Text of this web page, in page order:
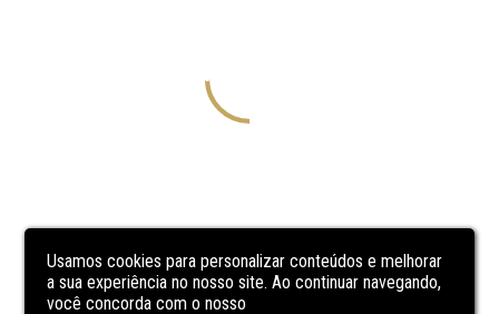
Usamos cookies para personalizar conteúdos e melhorar
a sua experiência no nosso site. Ao continuar navegando,
você concorda com o nosso